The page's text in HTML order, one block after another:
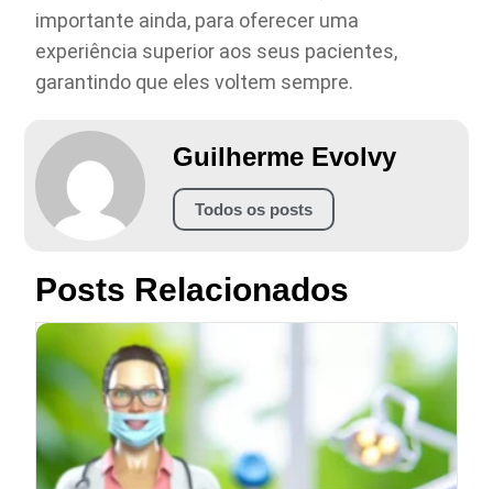
importante ainda, para oferecer uma
experiência superior aos seus pacientes,
garantindo que eles voltem sempre.
Guilherme Evolvy
Todos os posts
Posts Relacionados